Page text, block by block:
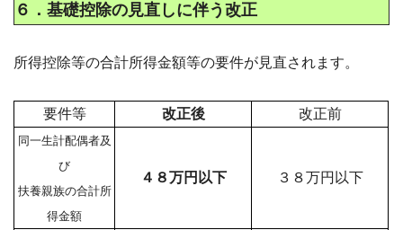
６．基礎控除の見直しに伴う改正
所得控除等の合計所得金額等の要件が見直されます。
要件等 改正後 改正前
同一生計配偶者及
び
扶養親族の合計所
得金額
４８万円以下 ３８万円以下